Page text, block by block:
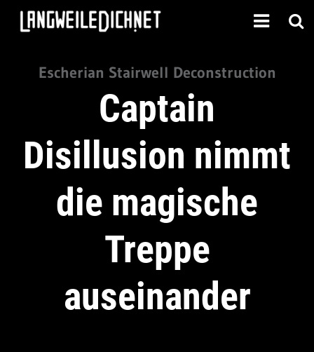
Escherian Stairwell Deconstruction
Captain
Disillusion nimmt
die magische
Treppe
auseinander